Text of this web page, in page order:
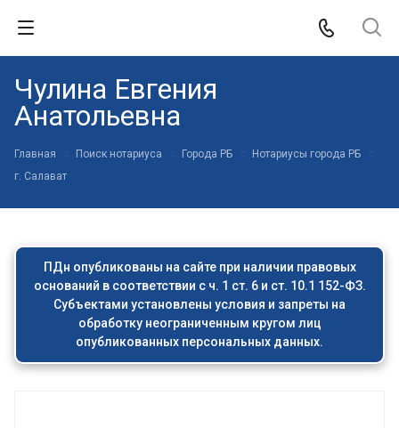
Чулина Евгения
Анатольевна
Главная Поиск нотариуса Города РБ
Нотариусы города РБ
г. Салават
ПДн опубликованы на сайте при наличии правовых
оснований в соответствии с ч. 1 ст. 6 и ст. 10.1 152-ФЗ.
Субъектами установлены условия и запреты на
обработку неограниченным кругом лиц
опубликованных персональных данных.